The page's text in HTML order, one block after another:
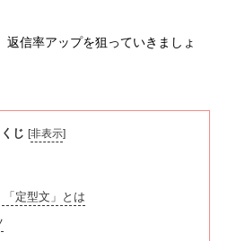
返信率アップを狙っていきましょ
じ [非表示]
定型文」とは